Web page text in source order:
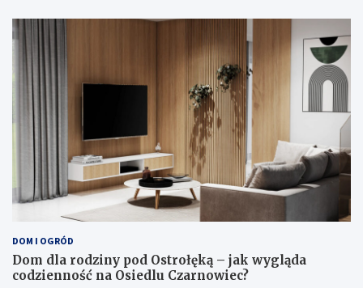
DOM I OGRÓD
Dom dla rodziny pod Ostrołęką – jak wygląda
codzienność na Osiedlu Czarnowiec?